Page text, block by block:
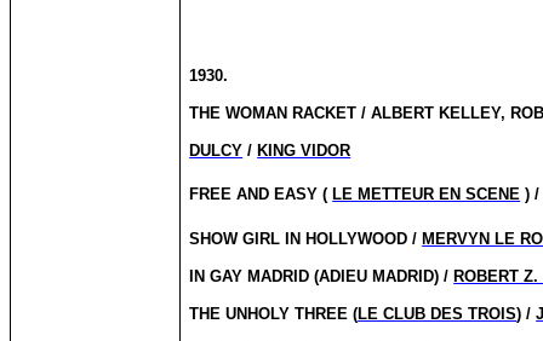
1930.
THE WOMAN RACKET / ALBERT KELLEY,
DULCY / KING VIDOR
FREE AND EASY ( LE METTEUR EN SCENE )
SHOW GIRL IN HOLLYWOOD / MERVYN LE
IN GAY MADRID (ADIEU MADRID) / ROBERT
THE UNHOLY THREE (LE CLUB DES TROIS) /